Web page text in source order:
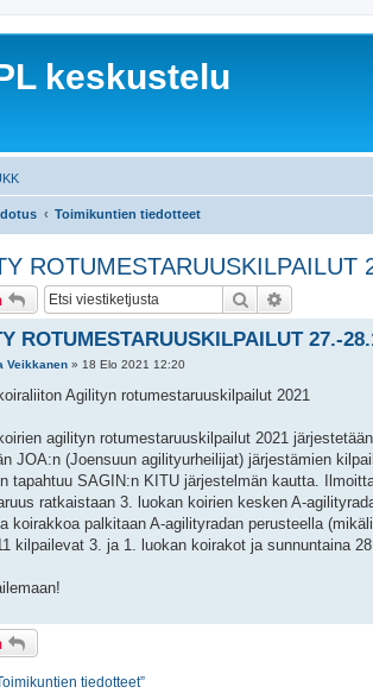
keskustelu
Toimikuntien tiedotteet
ROTUMESTARUUSKILPAILUT
Etsi
ROTUMESTARUUSKILPAILUT 27.-
Veikkanen» 18 Elo 2021 12:20
Agilityn rotumestaruuskilpailut 2021
agilityn rotumestaruuskilpailut 2021
JOA:n (Joensuun agilityurheilijat) järjestämien
tapahtuu SAGIN:n KITU järjestelmän kautta.
ratkaistaan 3. luokan koirien kesken A-
koirakkoa palkitaan A-agilityradan perusteella
kilpailevat 3. ja 1. luokan koirakot ja sunnuntaina
tiedotteet”